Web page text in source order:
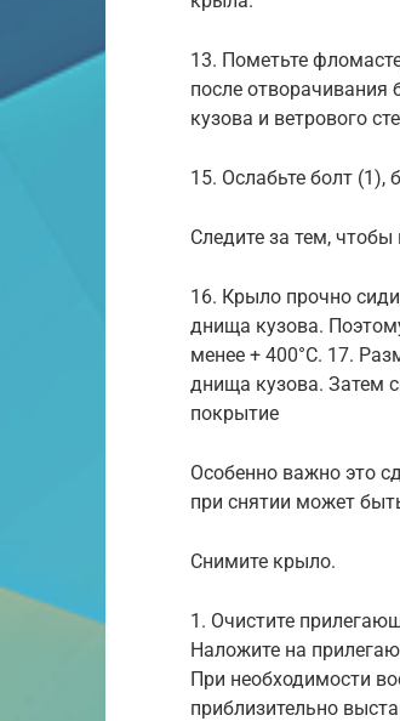
13. Пометьте
после отворачивания
кузова и ветрового
15. Ослабьте болт (1),
Следите за тем,
16. Крыло прочно
днища кузова.
менее + 400°С. 17.
днища кузова. Затем
покрытие
Особенно важно это
при снятии может
Снимите крыло.
1. Очистите
Наложите на
При необходимости
приблизительно